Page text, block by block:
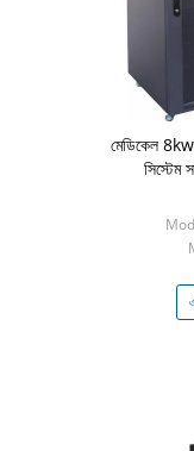
মেডিকেল 8kw
সিস্টেম